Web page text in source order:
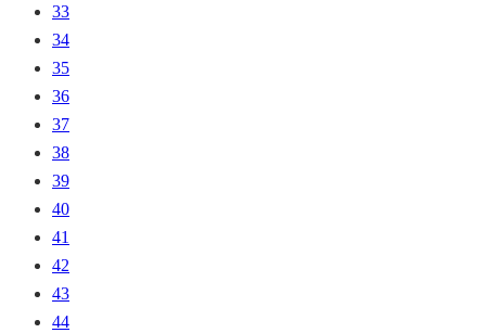
33
34
35
36
37
38
39
40
41
42
43
44